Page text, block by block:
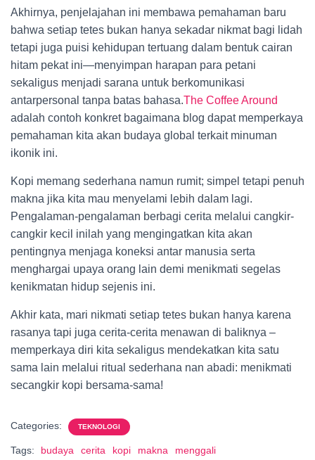
Akhirnya, penjelajahan ini membawa pemahaman baru
bahwa setiap tetes bukan hanya sekadar nikmat bagi lidah
tetapi juga puisi kehidupan tertuang dalam bentuk cairan
hitam pekat ini—menyimpan harapan para petani
sekaligus menjadi sarana untuk berkomunikasi
antarpersonal tanpa batas bahasa.The Coffee Around
adalah contoh konkret bagaimana blog dapat memperkaya
pemahaman kita akan budaya global terkait minuman
ikonik ini.
Kopi memang sederhana namun rumit; simpel tetapi penuh
makna jika kita mau menyelami lebih dalam lagi.
Pengalaman-pengalaman berbagi cerita melalui cangkir-
cangkir kecil inilah yang mengingatkan kita akan
pentingnya menjaga koneksi antar manusia serta
menghargai upaya orang lain demi menikmati segelas
kenikmatan hidup sejenis ini.
Akhir kata, mari nikmati setiap tetes bukan hanya karena
rasanya tapi juga cerita-cerita menawan di baliknya –
memperkaya diri kita sekaligus mendekatkan kita satu
sama lain melalui ritual sederhana nan abadi: menikmati
secangkir kopi bersama-sama!
Categories: TEKNOLOGI
Tags: budaya cerita kopi makna menggali